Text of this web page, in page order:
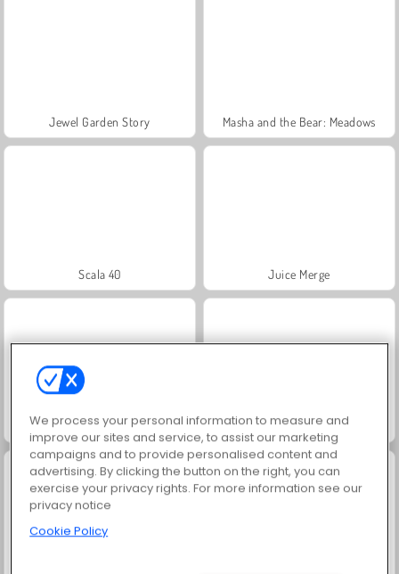
Jewel Garden Story Masha and the Bear: Meadows
Scala 40 Juice Merge
Grand Mahjong Connect Trollface Quest: USA 2
We process your personal information to measure and
improve our sites and service, to assist our marketing
campaigns and to provide personalised content and
advertising. By clicking the button on the right, you can
exercise your privacy rights. For more information see our
privacy notice
Cookie Policy